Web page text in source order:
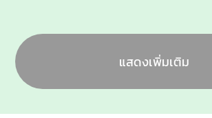
แสดงเพิ่มเติม